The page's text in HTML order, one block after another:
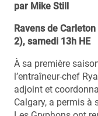
par Mike Still
Ravens de
2), samedi 13h HE
À sa première
l’entraîneur-chef
adjoint et
Calgary, a permis à